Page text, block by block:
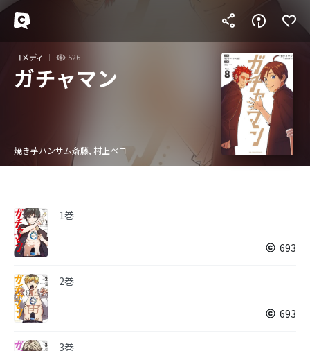
コメディ 526
ガチャマン
焼き芋ハンサム斎藤, 村上ペコ
1巻
693
2巻
693
3巻